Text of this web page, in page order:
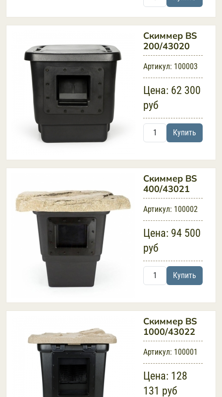
Скиммер BS
200/43020
Артикул: 100003
Цена: 62 300
руб
Купить
Скиммер BS
400/43021
Артикул: 100002
Цена: 94 500
руб
Купить
Скиммер BS
1000/43022
Артикул: 100001
Цена: 128
131 руб